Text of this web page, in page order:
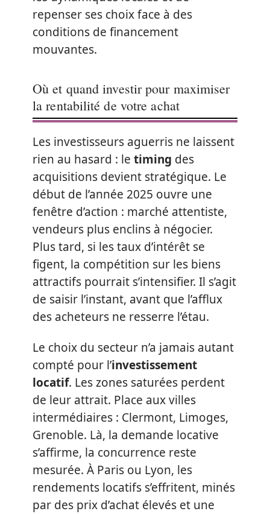
repenser ses choix face à des
conditions de financement
mouvantes.
Où et quand investir pour maximiser
la rentabilité de votre achat
Les investisseurs aguerris ne laissent
rien au hasard : le timing des
acquisitions devient stratégique. Le
début de l’année 2025 ouvre une
fenêtre d’action : marché attentiste,
vendeurs plus enclins à négocier.
Plus tard, si les taux d’intérêt se
figent, la compétition sur les biens
attractifs pourrait s’intensifier. Il s’agit
de saisir l’instant, avant que l’afflux
des acheteurs ne resserre l’étau.
Le choix du secteur n’a jamais autant
compté pour l’investissement
locatif. Les zones saturées perdent
de leur attrait. Place aux villes
intermédiaires : Clermont, Limoges,
Grenoble. Là, la demande locative
s’affirme, la concurrence reste
mesurée. À Paris ou Lyon, les
rendements locatifs s’effritent, minés
par des prix d’achat élevés et une